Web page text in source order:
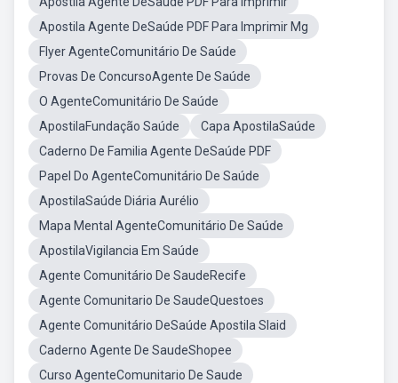
Apostila Agente DeSaúde PDF Para Imprimir Mg
Flyer AgenteComunitário De Saúde
Provas De ConcursoAgente De Saúde
O AgenteComunitário De Saúde
ApostilaFundação Saúde
Capa ApostilaSaúde
Caderno De Familia Agente DeSaúde PDF
Papel Do AgenteComunitário De Saúde
ApostilaSaúde Diária Aurélio
Mapa Mental AgenteComunitário De Saúde
ApostilaVigilancia Em Saúde
Agente Comunitário De SaudeRecife
Agente Comunitario De SaudeQuestoes
Agente Comunitário DeSaúde Apostila Slaid
Caderno Agente De SaudeShopee
Curso AgenteComunitario De Saude